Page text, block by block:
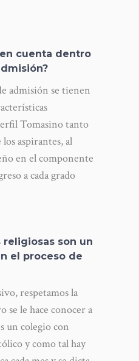
cuenta dentro
admisión se tienen
Tomasino tanto
aspirantes, al
en el componente
a cada grado
religiosas son un
el proceso de
respetamos la
se le hace conocer a
un colegio con
y como tal hay